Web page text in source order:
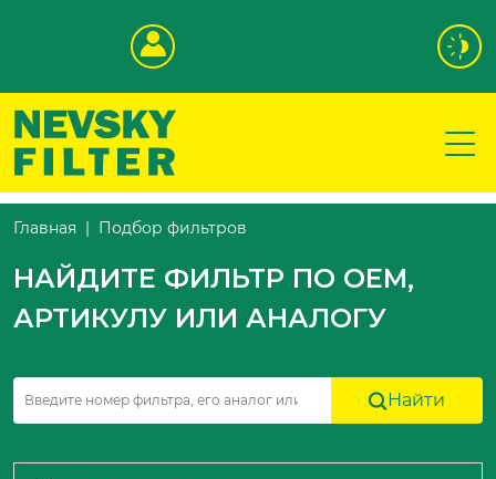
Главная Подбор фильтров
НАЙДИТЕ ФИЛЬТР ПО OEM,
АРТИКУЛУ ИЛИ АНАЛОГУ
Найти